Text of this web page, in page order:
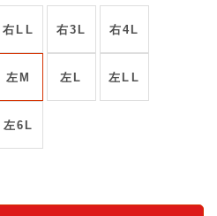
右LL 右3L 右4L
左M 左L 左LL
左6L